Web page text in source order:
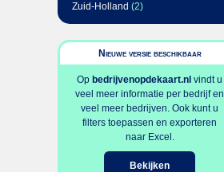
Zuid-Holland (2)
Nieuwe versie beschikbaar
Op bedrijvenopdekaart.nl vindt u
veel meer informatie per bedrijf en
veel meer bedrijven. Ook kunt u
filters toepassen en exporteren
naar Excel.
Bekijken